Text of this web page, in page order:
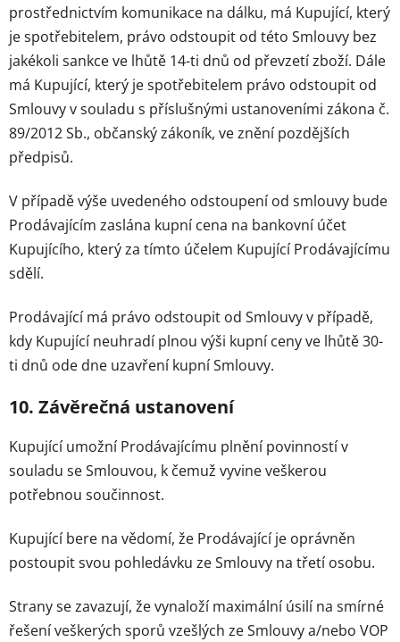
prostřednictvím komunikace na dálku, má Kupující, který
je spotřebitelem, právo odstoupit od této Smlouvy bez
jakékoli sankce ve lhůtě 14-ti dnů od převzetí zboží. Dále
má Kupující, který je spotřebitelem právo odstoupit od
Smlouvy v souladu s příslušnými ustanoveními zákona č.
89/2012 Sb., občanský zákoník, ve znění pozdějších
předpisů.
V případě výše uvedeného odstoupení od smlouvy bude
Prodávajícím zaslána kupní cena na bankovní účet
Kupujícího, který za tímto účelem Kupující Prodávajícímu
sdělí.
Prodávající má právo odstoupit od Smlouvy v případě,
kdy Kupující neuhradí plnou výši kupní ceny ve lhůtě 30-
ti dnů ode dne uzavření kupní Smlouvy.
10. Závěrečná ustanovení
Kupující umožní Prodávajícímu plnění povinností v
souladu se Smlouvou, k čemuž vyvine veškerou
potřebnou součinnost.
Kupující bere na vědomí, že Prodávající je oprávněn
postoupit svou pohledávku ze Smlouvy na třetí osobu.
Strany se zavazují, že vynaloží maximální úsilí na smírné
řešení veškerých sporů vzešlých ze Smlouvy a/nebo VOP